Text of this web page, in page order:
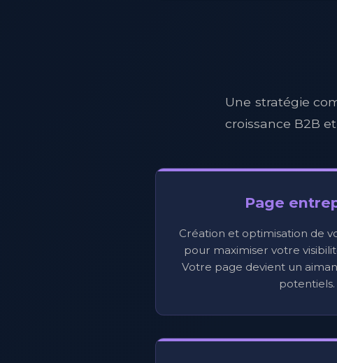
Une stratégie
croissance B2B
Page
Création et optimisation de
pour maximiser votre
Votre page devient un
potentiels.